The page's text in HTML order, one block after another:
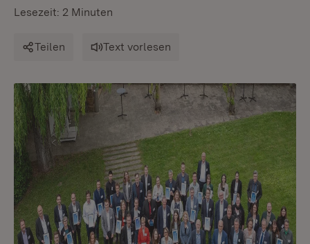
Lesezeit: 2 Minuten
Teilen Text vorlesen